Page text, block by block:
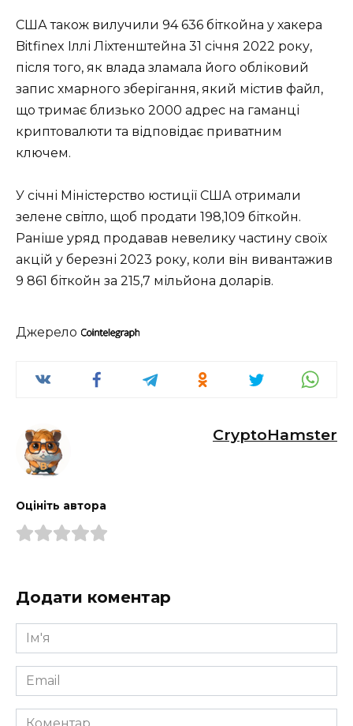
США також вилучили 94 636 біткойна у хакера
Bitfinex Іллі Ліхтенштейна 31 січня 2022 року,
після того, як влада зламала його обліковий
запис хмарного зберігання, який містив файл,
що тримає близько 2000 адрес на гаманці
криптовалюти та відповідає приватним
ключем.
У січні Міністерство юстиції США отримали
зелене світло, щоб продати 198,109 біткойн.
Раніше уряд продавав невелику частину своїх
акцій у березні 2023 року, коли він вивантажив
9 861 біткойн за 215,7 мільйона доларів.
Джерело
CryptoHamster
Оцініть автора
Додати коментар
Ім'я
*
Email
*
Коментар